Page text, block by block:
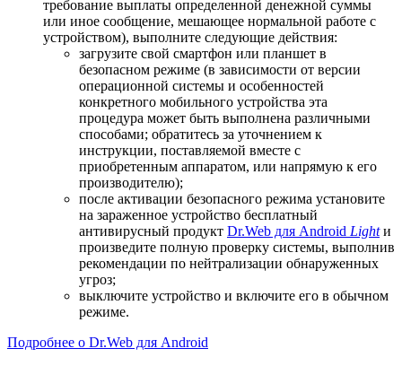
требование выплаты определенной денежной суммы
или иное сообщение, мешающее нормальной работе с
устройством), выполните следующие действия:
загрузите свой смартфон или планшет в
безопасном режиме (в зависимости от версии
операционной системы и особенностей
конкретного мобильного устройства эта
процедура может быть выполнена различными
способами; обратитесь за уточнением к
инструкции, поставляемой вместе с
приобретенным аппаратом, или напрямую к его
производителю);
после активации безопасного режима установите
на зараженное устройство бесплатный
антивирусный продукт Dr.Web для Android Lightи
произведите полную проверку системы, выполнив
рекомендации по нейтрализации обнаруженных
угроз;
выключите устройство и включите его в обычном
режиме.
Подробнее о Dr.Web для Android